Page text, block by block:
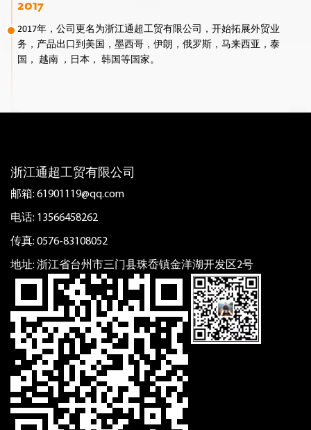
2017
2017年，公司更名为浙江通超工贸有限公司，开始拓展外贸业
务，产品出口到美国，墨西哥，伊朗，俄罗斯，马来西亚，泰
国， 越南 ，日本， 韩国等国家。
浙江通超工贸有限公司
邮箱: 61901119@qq.com
电话: 13566458262
传真: 0576-83108052
地址: 浙江省台州市三门县珠岙镇金洋湖开发区2号